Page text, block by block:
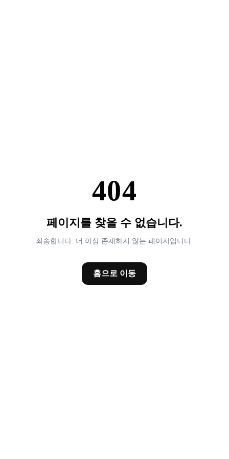
404
페이지를 찾을 수 없습니다.
죄송합니다. 더 이상 존재하지 않는 페이지입니다.
홈으로 이동